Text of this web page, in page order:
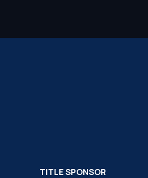
TITLE SPONSOR